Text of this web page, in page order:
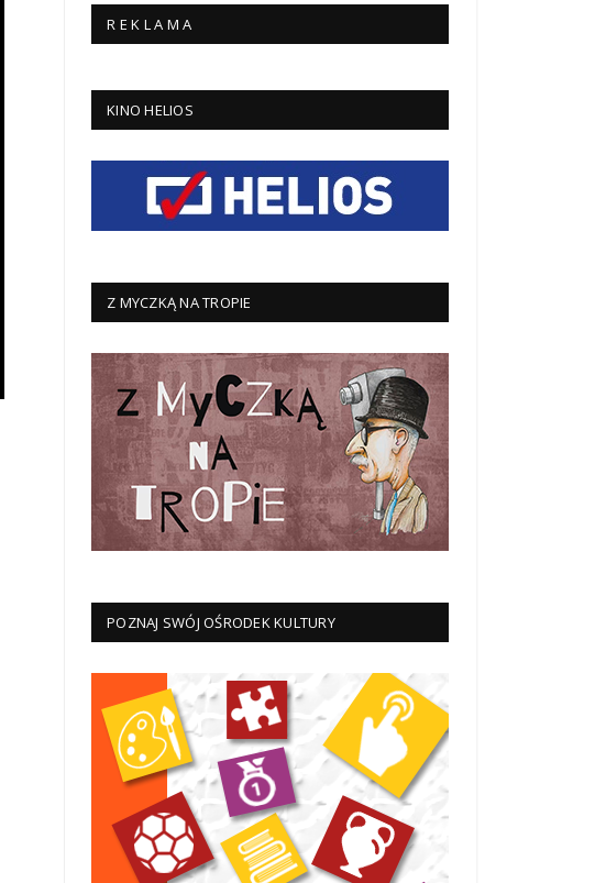
R E K L A M A
KINO HELIOS
Z MYCZKĄ NA TROPIE
POZNAJ SWÓJ OŚRODEK KULTURY